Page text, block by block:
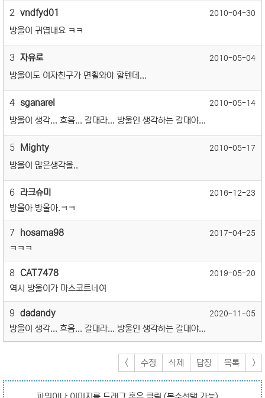
2 vndfyd01 2010-04-30
방울이 귀엽내요 ㅋㅋ
3 자유로 2010-05-04
방울이도 여자친구가 면횔와야 할텐데...
4 sganarel 2010-05-14
방울이 생각... 흐음... 갈대라... 방울인 생각하는 갈대야...
5 Mighty 2010-05-17
방울이 많은생각을..
6 라크슈미 2016-12-23
방울아 방울아.ㅋㅋ
7 hosama98 2017-04-25
ㅋㅋㅋ
8 CAT7478 2019-05-20
역시 방울이가 마스코트네여
9 dadandy 2020-11-05
방울이 생각... 흐음... 갈대라... 방울인 생각하는 갈대야...
< 수정 삭제 답장 목록 >